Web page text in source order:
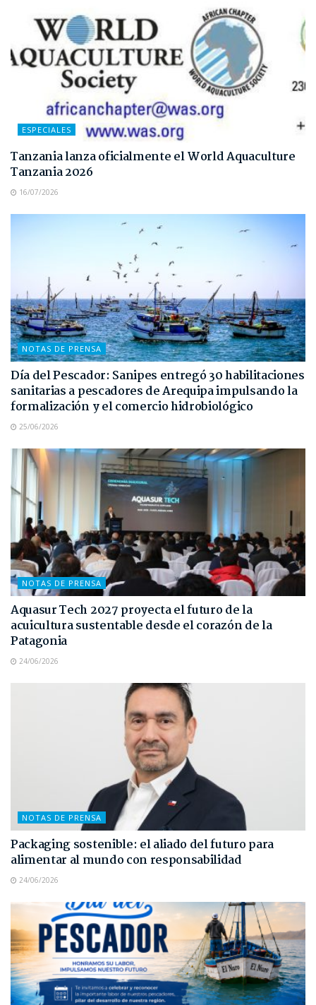
ESPECIALES
Tanzania lanza oficialmente el World Aquaculture
Tanzania 2026
16/07/2026
NOTAS DE PRENSA
Día del Pescador: Sanipes entregó 30 habilitaciones
sanitarias a pescadores de Arequipa impulsando la
formalización y el comercio hidrobiológico
25/06/2026
NOTAS DE PRENSA
Aquasur Tech 2027 proyecta el futuro de la
acuicultura sustentable desde el corazón de la
Patagonia
24/06/2026
NOTAS DE PRENSA
Packaging sostenible: el aliado del futuro para
alimentar al mundo con responsabilidad
24/06/2026